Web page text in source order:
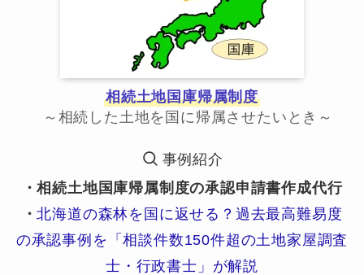
相続土地国庫帰属制度
～相続した土地を国に帰属させたいとき～
事例紹介
・相続土地国庫帰属制度の承認申請書作成代行
・北海道の森林を国に返せる？過去最高難易度
の承認事例を「相談件数150件超の土地家屋調査
士・行政書士」が解説